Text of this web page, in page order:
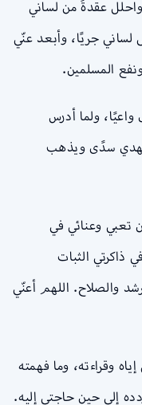
عقدةً من لساني
جريًا، وأبعد عنّي
المسلمين.
واعيًا، ولما أدرس
جهدي سدًى ويذهب
تعبي وعنائي في
ذاكرتي الثبات
والصلاح. اللهم أعنّي
وقراءته، وما فهمته
إلى حين حاجتي إليه.